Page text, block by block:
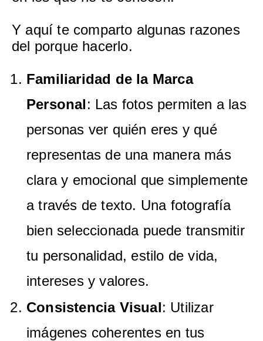
Y aquí te comparto algunas razones
del porque hacerlo.
Familiaridad de la Marca
Personal: Las fotos permiten a las
personas ver quién eres y qué
representas de una manera más
clara y emocional que simplemente
a través de texto. Una fotografía
bien seleccionada puede transmitir
tu personalidad, estilo de vida,
intereses y valores.
Consistencia Visual: Utilizar
imágenes coherentes en tus